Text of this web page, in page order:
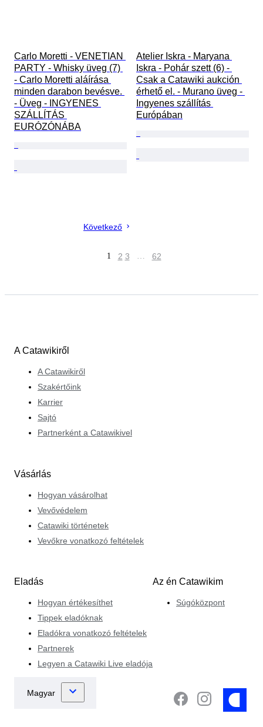
Carlo Moretti - VENETIAN
PARTY - Whisky üveg (7)
- Carlo Moretti aláírása
minden darabon bevésve.
- Üveg - INGYENES
SZÁLLÍTÁS
EURÓZÓNÁBA
Atelier Iskra - Maryana
Iskra - Pohár szett (6) -
Csak a Catawiki aukción
érhető el. - Murano üveg -
Ingyenes szállítás
Európában
Következő
1 2 3 … 62
A Catawikiről
A Catawikiről
Szakértőink
Karrier
Sajtó
Partnerként a Catawikivel
Vásárlás
Hogyan vásárolhat
Vevővédelem
Catawiki történetek
Vevőkre vonatkozó feltételek
Eladás
Hogyan értékesíthet
Tippek eladóknak
Eladókra vonatkozó feltételek
Partnerek
Legyen a Catawiki Live eladója
Az én Catawikim
Súgóközpont